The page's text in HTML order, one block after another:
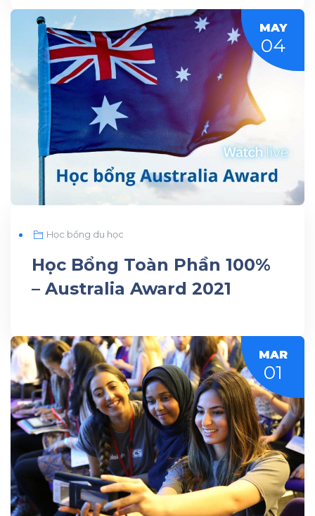
MAY
04
Học bổng du học
Học Bổng Toàn Phần 100%
– Australia Award 2021
MAR
01